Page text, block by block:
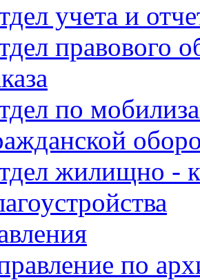
учета и
правового
по
жилищно -
по